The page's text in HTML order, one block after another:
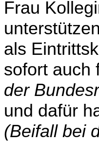
Frau
als
sofort auch
der
und dafür
(Beifall bei